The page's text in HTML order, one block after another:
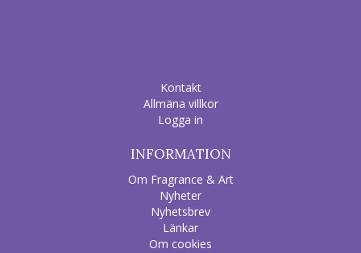
Kontakt
Allmäna villkor
Logga in
INFORMATION
Om Fragrance & Art
Nyheter
Nyhetsbrev
Länkar
Om cookies